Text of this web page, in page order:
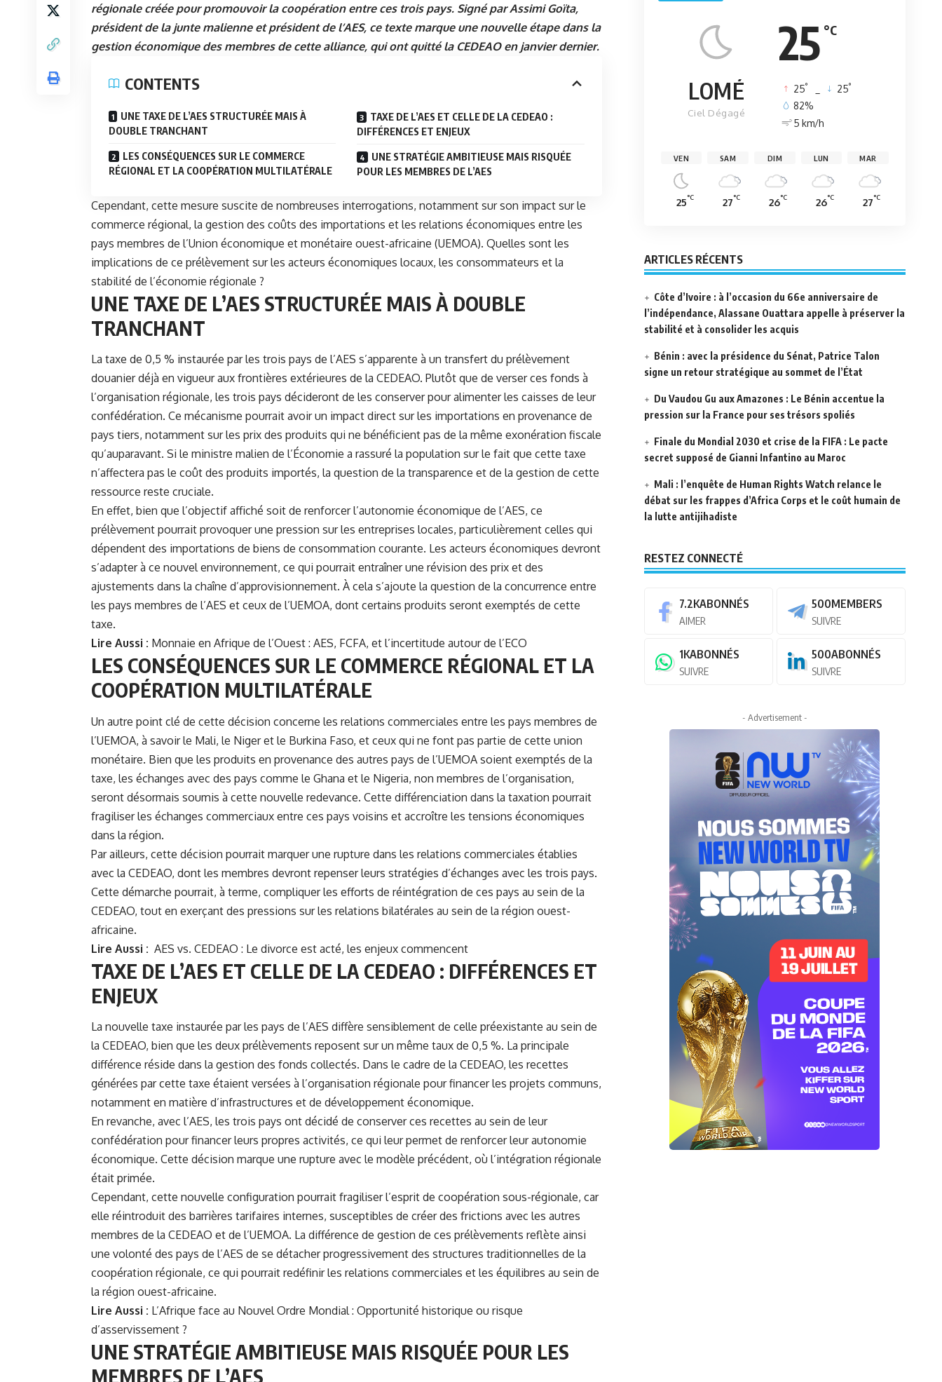
régionale créée pour promouvoir la coopération entre ces trois pays. Signé par Assimi Goïta,
président de la junte malienne et président de l’AES, ce texte marque une nouvelle étape dans la
gestion économique des membres de cette alliance, qui ont quitté la CEDEAO en janvier dernier.
CONTENTS
UNE TAXE DE L’AES STRUCTURÉE MAIS À
DOUBLE TRANCHANT
LES CONSÉQUENCES SUR LE COMMERCE
RÉGIONAL ET LA COOPÉRATION MULTILATÉRALE
TAXE DE L’AES ET CELLE DE LA CEDEAO :
DIFFÉRENCES ET ENJEUX
UNE STRATÉGIE AMBITIEUSE MAIS RISQUÉE
POUR LES MEMBRES DE L’AES
Cependant, cette mesure suscite de nombreuses interrogations, notamment sur son impact sur le
commerce régional, la gestion des coûts des importations et les relations économiques entre les
pays membres de l’Union économique et monétaire ouest-africaine (UEMOA). Quelles sont les
implications de ce prélèvement sur les acteurs économiques locaux, les consommateurs et la
stabilité de l’économie régionale ?
UNE TAXE DE L’AES STRUCTURÉE MAIS À DOUBLE
TRANCHANT
La taxe de 0,5 % instaurée par les trois pays de l’AES s’apparente à un transfert du prélèvement
douanier déjà en vigueur aux frontières extérieures de la CEDEAO. Plutôt que de verser ces fonds à
l’organisation régionale, les trois pays décideront de les conserver pour alimenter les caisses de leur
confédération. Ce mécanisme pourrait avoir un impact direct sur les importations en provenance de
pays tiers, notamment sur les prix des produits qui ne bénéficient pas de la même exonération fiscale
qu’auparavant. Si le ministre malien de l’Économie a rassuré la population sur le fait que cette taxe
n’affectera pas le coût des produits importés, la question de la transparence et de la gestion de cette
ressource reste cruciale.
En effet, bien que l’objectif affiché soit de renforcer l’autonomie économique de l’AES, ce
prélèvement pourrait provoquer une pression sur les entreprises locales, particulièrement celles qui
dépendent des importations de biens de consommation courante. Les acteurs économiques devront
s’adapter à ce nouvel environnement, ce qui pourrait entraîner une révision des prix et des
ajustements dans la chaîne d’approvisionnement. À cela s’ajoute la question de la concurrence entre
les pays membres de l’AES et ceux de l’UEMOA, dont certains produits seront exemptés de cette
taxe.
Lire Aussi : Monnaie en Afrique de l’Ouest : AES, FCFA, et l’incertitude autour de l’ECO
LES CONSÉQUENCES SUR LE COMMERCE RÉGIONAL ET LA
COOPÉRATION MULTILATÉRALE
Un autre point clé de cette décision concerne les relations commerciales entre les pays membres de
l’UEMOA, à savoir le Mali, le Niger et le Burkina Faso, et ceux qui ne font pas partie de cette union
monétaire. Bien que les produits en provenance des autres pays de l’UEMOA soient exemptés de la
taxe, les échanges avec des pays comme le Ghana et le Nigeria, non membres de l’organisation,
seront désormais soumis à cette nouvelle redevance. Cette différenciation dans la taxation pourrait
fragiliser les échanges commerciaux entre ces pays voisins et accroître les tensions économiques
dans la région.
Par ailleurs, cette décision pourrait marquer une rupture dans les relations commerciales établies
avec la CEDEAO, dont les membres devront repenser leurs stratégies d’échanges avec les trois pays.
Cette démarche pourrait, à terme, compliquer les efforts de réintégration de ces pays au sein de la
CEDEAO, tout en exerçant des pressions sur les relations bilatérales au sein de la région ouest-
africaine.
Lire Aussi : AES vs. CEDEAO : Le divorce est acté, les enjeux commencent
TAXE DE L’AES ET CELLE DE LA CEDEAO : DIFFÉRENCES ET
ENJEUX
La nouvelle taxe instaurée par les pays de l’AES diffère sensiblement de celle préexistante au sein de
la CEDEAO, bien que les deux prélèvements reposent sur un même taux de 0,5 %. La principale
différence réside dans la gestion des fonds collectés. Dans le cadre de la CEDEAO, les recettes
générées par cette taxe étaient versées à l’organisation régionale pour financer les projets communs,
notamment en matière d’infrastructures et de développement économique.
En revanche, avec l’AES, les trois pays ont décidé de conserver ces recettes au sein de leur
confédération pour financer leurs propres activités, ce qui leur permet de renforcer leur autonomie
économique. Cette décision marque une rupture avec le modèle précédent, où l’intégration régionale
était primée.
Cependant, cette nouvelle configuration pourrait fragiliser l’esprit de coopération sous-régionale, car
elle réintroduit des barrières tarifaires internes, susceptibles de créer des frictions avec les autres
membres de la CEDEAO et de l’UEMOA. La différence de gestion de ces prélèvements reflète ainsi
une volonté des pays de l’AES de se détacher progressivement des structures traditionnelles de la
coopération régionale, ce qui pourrait redéfinir les relations commerciales et les équilibres au sein de
la région ouest-africaine.
Lire Aussi : L’Afrique face au Nouvel Ordre Mondial : Opportunité historique ou risque
d’asservissement ?
UNE STRATÉGIE AMBITIEUSE MAIS RISQUÉE POUR LES
MEMBRES DE L’AES
25 °C
LOMÉ
Ciel Dégagé
25° 25°
82%
5 km/h
VEN
25°C
SAM
27°C
DIM
26°C
LUN
26°C
MAR
27°C
ARTICLES RÉCENTS
Côte d’Ivoire : à l’occasion du 66e anniversaire de
l’indépendance, Alassane Ouattara appelle à préserver la
stabilité et à consolider les acquis
Bénin : avec la présidence du Sénat, Patrice Talon
signe un retour stratégique au sommet de l’État
Du Vaudou Gu aux Amazones : Le Bénin accentue la
pression sur la France pour ses trésors spoliés
Finale du Mondial 2030 et crise de la FIFA : Le pacte
secret supposé de Gianni Infantino au Maroc
Mali : l’enquête de Human Rights Watch relance le
débat sur les frappes d’Africa Corps et le coût humain de
la lutte antijihadiste
RESTEZ CONNECTÉ
7.2KABONNÉS
AIMER
500MEMBERS
SUIVRE
1KABONNÉS
SUIVRE
500ABONNÉS
SUIVRE
- Advertisement -